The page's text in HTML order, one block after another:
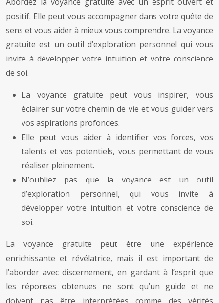
Abordez la voyance gratuite avec un esprit ouvert et
positif. Elle peut vous accompagner dans votre quête de
sens et vous aider à mieux vous comprendre. La voyance
gratuite est un outil d’exploration personnel qui vous
invite à développer votre intuition et votre conscience
de soi.
La voyance gratuite peut vous inspirer, vous
éclairer sur votre chemin de vie et vous guider vers
vos aspirations profondes.
Elle peut vous aider à identifier vos forces, vos
talents et vos potentiels, vous permettant de vous
réaliser pleinement.
N’oubliez pas que la voyance est un outil
d’exploration personnel, qui vous invite à
développer votre intuition et votre conscience de
soi.
La voyance gratuite peut être une expérience
enrichissante et révélatrice, mais il est important de
l’aborder avec discernement, en gardant à l’esprit que
les réponses obtenues ne sont qu’un guide et ne
doivent pas être interprétées comme des vérités